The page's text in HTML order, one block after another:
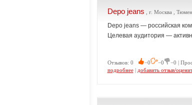
Depo jeans , г. Москва ,
Depo jeans — российская
Целевая аудитория —
Отзывов: 0 −0 −0 −0 |
подробнее| добавить отзыв/